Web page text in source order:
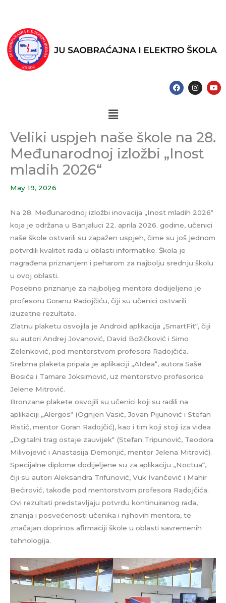
content
F
a
c
k
I
n
s
a
m
Y
o
u
Menu
Veliki uspjeh naše škole na 28.
Međunarodnoj izložbi „Inost
mladih 2026“
May 19, 2026
Na 28. Međunarodnoj izložbi inovacija „Inost mladih 2026“
koja je održana u Banjaluci 22. aprila 2026. godine, učenici
naše škole ostvarili su zapažen uspjeh, čime su još jednom
potvrdili kvalitet rada u oblasti informatike. Škola je
nagrađena priznanjem i peharom za najbolju srednju školu
u ovoj oblasti.
Posebno priznanje za najboljeg mentora dodijeljeno je
profesoru Goranu Radojčiću, čiji su učenici ostvarili
izuzetne rezultate.
Zlatnu plaketu osvojila je Android aplikacija „SmartFit“, čiji
su autori Andrej Jovanović, David Božičković i Simo
Zelenković, pod mentorstvom profesora Radojčića.
Srebrna plaketa pripala je aplikaciji „AIdea“, autora Saše
Bosića i Tamare Joksimović, uz mentorstvo profesorice
Jelene Mitrović.
Bronzane plakete osvojili su učenici koji su radili na
aplikaciji „Alergos“ (Ognjen Vasić, Jovan Pijunović i Stefan
Ristić, mentor Goran Radojčić), kao i tim koji stoji iza videa
„Digitalni trag ostaje zauvijek“ (Stefan Tripunović, Teodora
Milivojević i Anastasija Demonjić, mentor Jelena Mitrović).
Specijalne diplome dodijeljene su za aplikaciju „Noctua“,
čiji su autori Aleksandra Trifunović, Vuk Ivančević i Mahir
Bećirović, takođe pod mentorstvom profesora Radojčića.
Ovi rezultati predstavljaju potvrdu kontinuiranog rada,
znanja i posvećenosti učenika i njihovih mentora, te
značajan doprinos afirmaciji škole u oblasti savremenih
tehnologija.